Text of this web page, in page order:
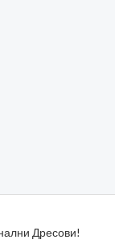
Дресови!